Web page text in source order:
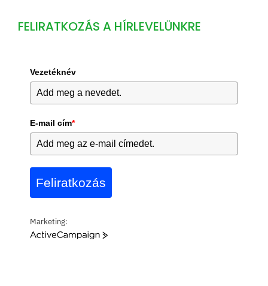
FELIRATKOZÁS A HÍRLEVELÜNKRE
Vezetéknév
E-mail cím*
Feliratkozás
Marketing:
A